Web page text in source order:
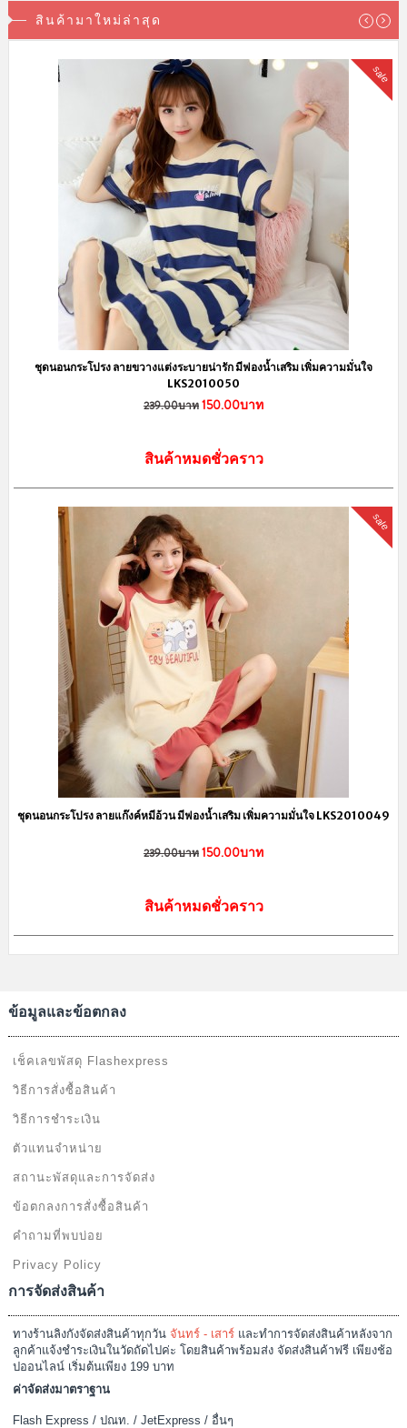
สินค้ามาใหม่ล่าสุด
sale
ชุดนอนกระโปรง ลายขวางแต่งระบายน่ารัก มีฟองน้ำเสริม เพิ่มความมั่นใจ
LKS2010050
239.00บาท150.00บาท
สินค้าหมดชั่วคราว
sale
ชุดนอนกระโปรง ลายแก๊งค์หมีอ้วน มีฟองน้ำเสริม เพิ่มความมั่นใจ LKS2010049
239.00บาท150.00บาท
สินค้าหมดชั่วคราว
ข้อมูลและข้อตกลง
เช็คเลขพัสดุ Flashexpress
วิธีการสั่งซื้อสินค้า
วิธีการชำระเงิน
ตัวแทนจำหน่าย
สถานะพัสดุและการจัดส่ง
ข้อตกลงการสั่งซื้อสินค้า
คำถามที่พบบ่อย
Privacy Policy
การจัดส่งสินค้า
ทางร้านลิงกังจัดส่งสินค้าทุกวัน จันทร์ - เสาร์ และทำการจัดส่งสินค้าหลังจาก
ลูกค้าแจ้งชำระเงินในวัดถัดไปค่ะ โดยสินค้าพร้อมส่ง จัดส่งสินค้าฟรี เพียงช้อ
ปออนไลน์ เริ่มต้นเพียง 199 บาท
ค่าจัดส่งมาตราฐาน
Flash Express / ปณท. / JetExpress / อื่นๆ